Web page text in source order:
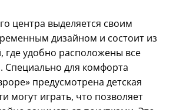
центра выделяется своим
дизайном и состоит из
где удобно расположены все
Специально для комфорта
предусмотрена детская
могут играть, что позволяет